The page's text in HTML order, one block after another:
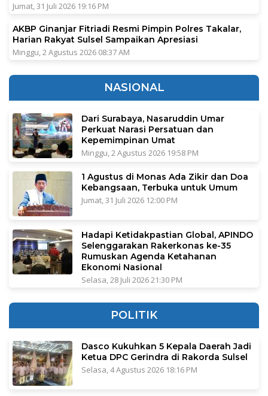
Jumat, 31 Juli 2026 19:16 PM
AKBP Ginanjar Fitriadi Resmi Pimpin Polres Takalar,
Harian Rakyat Sulsel Sampaikan Apresiasi
Minggu, 2 Agustus 2026 08:37 AM
NASIONAL
Dari Surabaya, Nasaruddin Umar
Perkuat Narasi Persatuan dan
Kepemimpinan Umat
Minggu, 2 Agustus 2026 19:58 PM
1 Agustus di Monas Ada Zikir dan Doa
Kebangsaan, Terbuka untuk Umum
Jumat, 31 Juli 2026 12:00 PM
Hadapi Ketidakpastian Global, APINDO
Selenggarakan Rakerkonas ke-35
Rumuskan Agenda Ketahanan
Ekonomi Nasional
Selasa, 28 Juli 2026 21:30 PM
POLITIK
Dasco Kukuhkan 5 Kepala Daerah Jadi
Ketua DPC Gerindra di Rakorda Sulsel
Selasa, 4 Agustus 2026 18:16 PM